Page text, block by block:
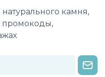
камня,
промокоды,